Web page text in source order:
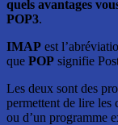
quels avantages
POP3.
IMAP est
que POP signifie
Les deux sont des
permettent de lire les
ou d’un programme